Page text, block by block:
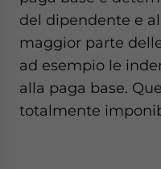
del dipendente e
maggior parte
ad esempio le
alla paga base.
totalmente